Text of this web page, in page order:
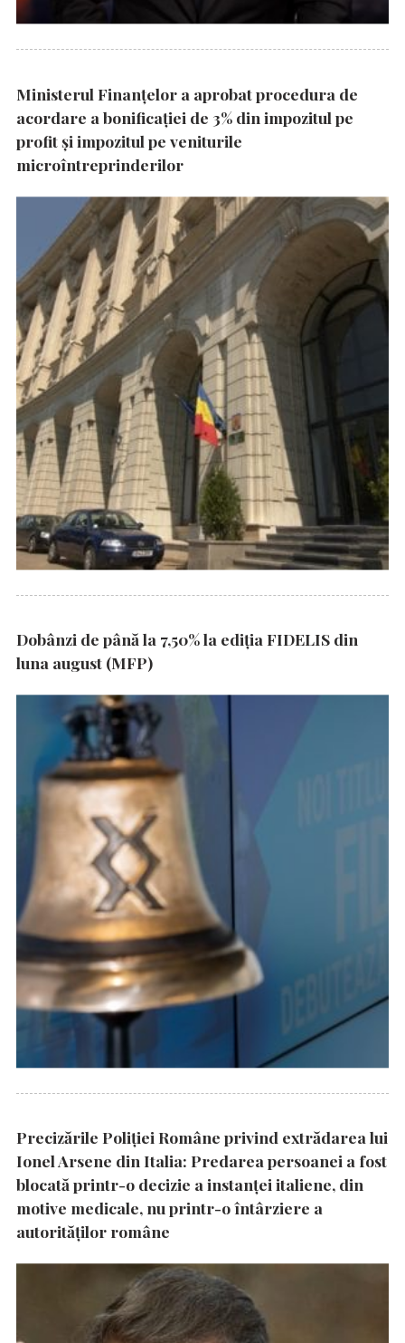
Ministerul Finanțelor a aprobat procedura de
acordare a bonificației de 3% din impozitul pe
profit și impozitul pe veniturile
microîntreprinderilor
Dobânzi de până la 7,50% la ediția FIDELIS din
luna august (MFP)
Precizările Poliţiei Române privind extrădarea lui
Ionel Arsene din Italia: Predarea persoanei a fost
blocată printr-o decizie a instanţei italiene, din
motive medicale, nu printr-o întârziere a
autorităţilor române